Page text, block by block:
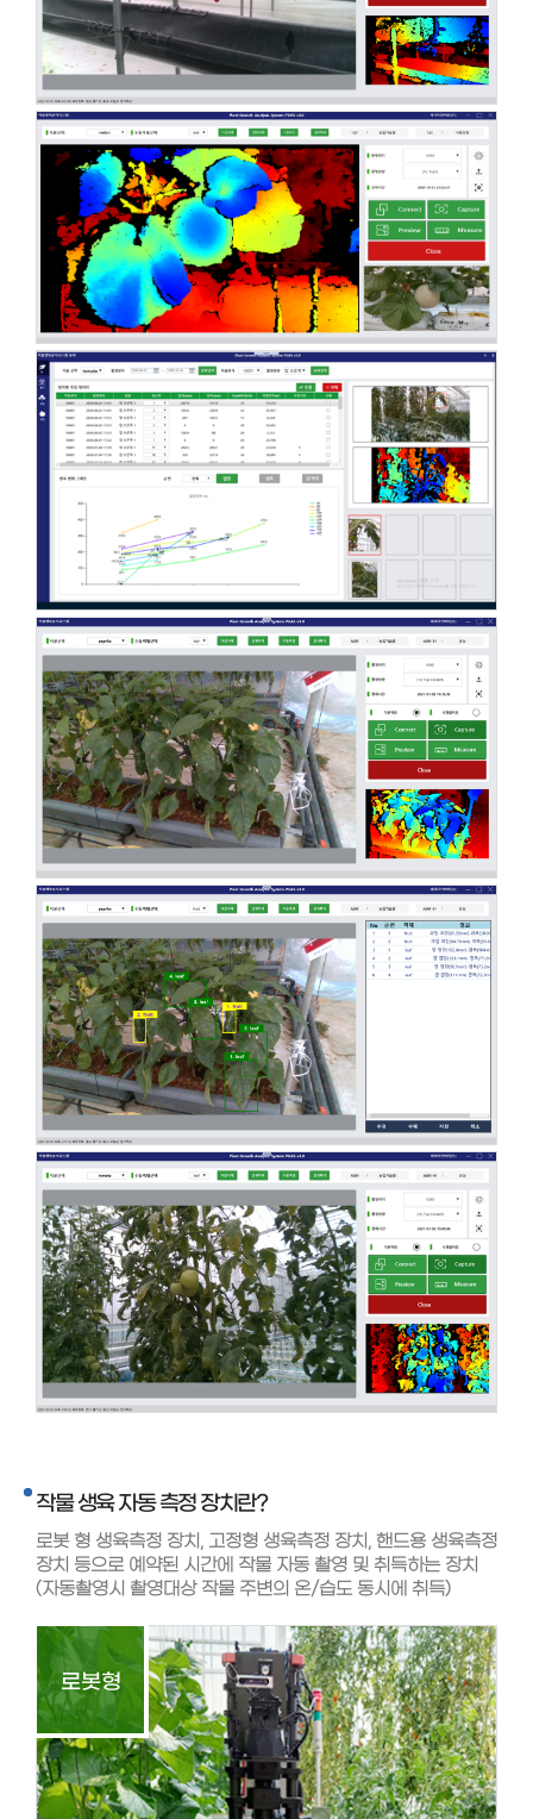
작물 생육 자동 측정 장치란?
로봇 형 생육측정 장치, 고정형 생육측정 장치, 핸드용 생육측정
장치 등으로 예약된 시간에 작물 자동 촬영 및 취득하는 장치
(자동촬영시 촬영대상 작물 주변의 온/습도 동시에 취득)
로봇형